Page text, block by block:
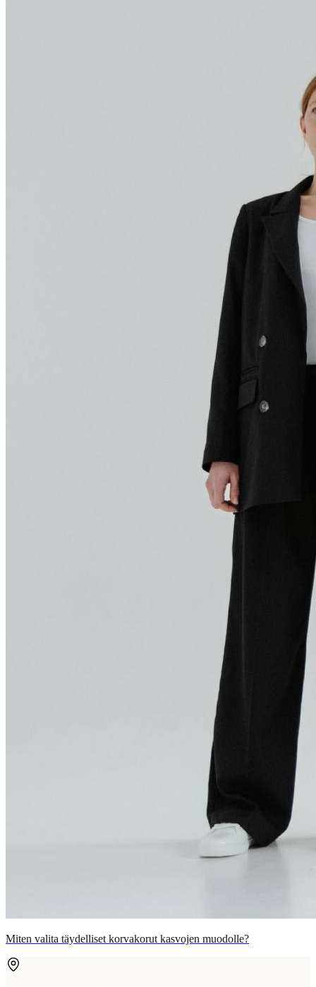
Miten valita täydelliset korvakorut kasvojen muodolle?